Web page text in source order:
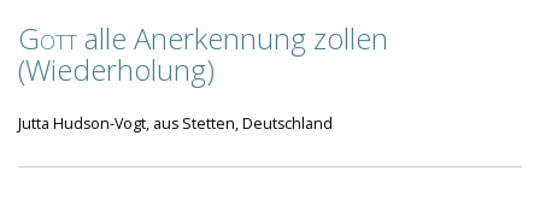
Gottalle Anerkennung zollen
(Wiederholung)
Jutta Hudson-Vogt, aus Stetten, Deutschland